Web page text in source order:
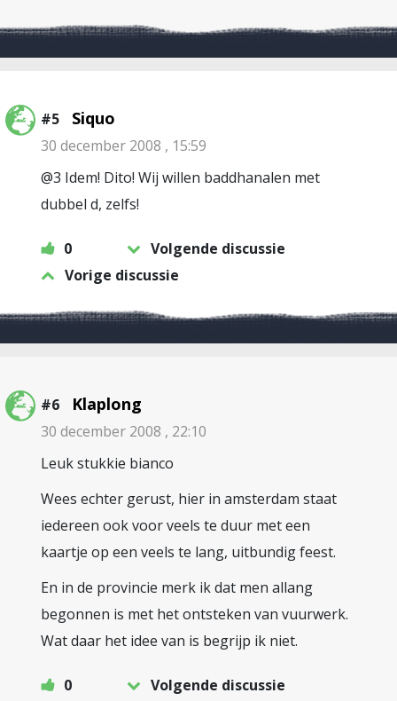
#5 Siquo
30 december 2008 , 15:59
@3 Idem! Dito! Wij willen baddhanalen met
dubbel d, zelfs!
0
Volgende discussie
Vorige discussie
#6 Klaplong
30 december 2008 , 22:10
Leuk stukkie bianco
Wees echter gerust, hier in amsterdam staat
iedereen ook voor veels te duur met een
kaartje op een veels te lang, uitbundig feest.
En in de provincie merk ik dat men allang
begonnen is met het ontsteken van vuurwerk.
Wat daar het idee van is begrijp ik niet.
0
Volgende discussie